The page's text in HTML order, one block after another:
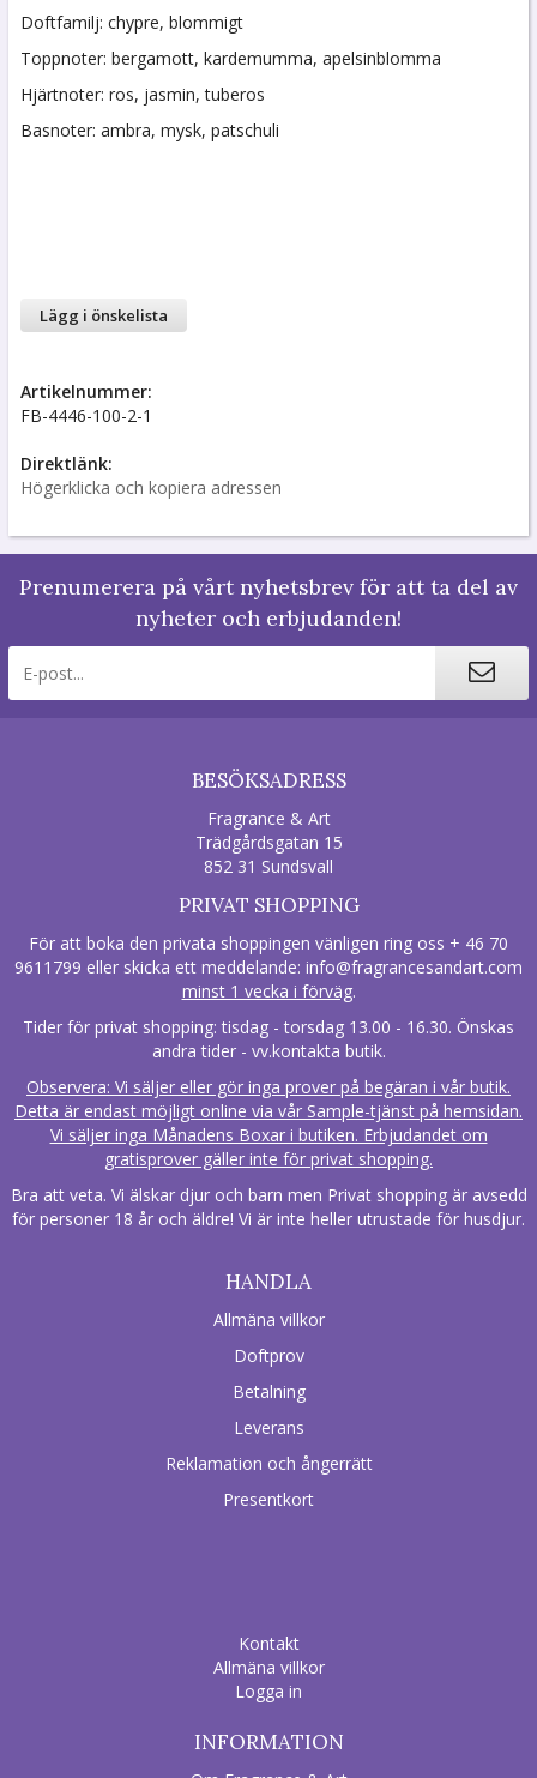
Doftfamilj: chypre, blommigt
Toppnoter: bergamott, kardemumma, apelsinblomma
Hjärtnoter: ros, jasmin, tuberos
Basnoter: ambra, mysk, patschuli
Lägg i önskelista
Artikelnummer:
FB-4446-100-2-1
Direktlänk:
Högerklicka och kopiera adressen
Prenumerera på vårt nyhetsbrev för att ta del av
nyheter och erbjudanden!
BESÖKSADRESS
Fragrance & Art
Trädgårdsgatan 15
852 31 Sundsvall
PRIVAT SHOPPING
För att boka den privata shoppingen vänligen ring oss + 46 70
9611799 eller skicka ett meddelande: info@fragrancesandart.com
minst 1 vecka i förväg.
Tider för privat shopping: tisdag - torsdag 13.00 - 16.30. Önskas
andra tider - vv.kontakta butik.
Observera: Vi säljer eller gör inga prover på begäran i vår butik.
Detta är endast möjligt online via vår Sample-tjänst på hemsidan.
Vi säljer inga Månadens Boxar i butiken. Erbjudandet om
gratisprover gäller inte för privat shopping.
Bra att veta. Vi älskar djur och barn men Privat shopping är avsedd
för personer 18 år och äldre! Vi är inte heller utrustade för husdjur.
HANDLA
Allmäna villkor
Doftprov
Betalning
Leverans
Reklamation och ångerrätt
Presentkort
Kontakt
Allmäna villkor
Logga in
INFORMATION